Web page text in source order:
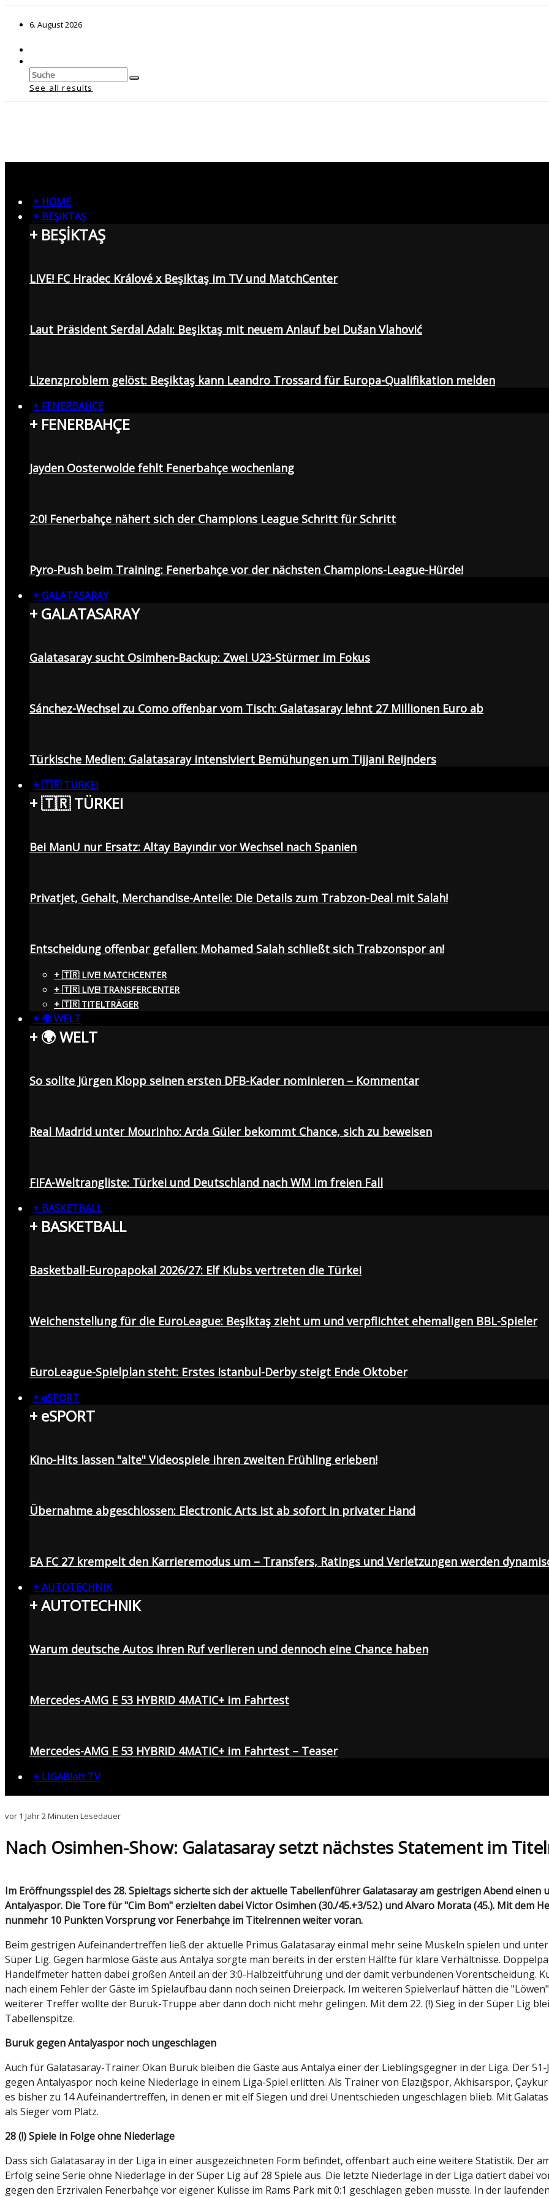
6. August 2026
See all results
+ HOME
+ BEŞİKTAŞ
+ BEŞİKTAŞ
LIVE! FC Hradec Králové x Beşiktaş im TV und MatchCenter
Laut Präsident Serdal Adalı: Beşiktaş mit neuem Anlauf bei Dušan Vlahović
Lizenzproblem gelöst: Beşiktaş kann Leandro Trossard für Europa-Qualifikation melden
+ FENERBAHÇE
+ FENERBAHÇE
Jayden Oosterwolde fehlt Fenerbahçe wochenlang
2:0! Fenerbahçe nähert sich der Champions League Schritt für Schritt
Pyro-Push beim Training: Fenerbahçe vor der nächsten Champions-League-Hürde!
+ GALATASARAY
+ GALATASARAY
Galatasaray sucht Osimhen-Backup: Zwei U23-Stürmer im Fokus
Sánchez-Wechsel zu Como offenbar vom Tisch: Galatasaray lehnt 27 Millionen Euro ab
Türkische Medien: Galatasaray intensiviert Bemühungen um Tijjani Reijnders
+ 🇹🇷 TÜRKEI
+ 🇹🇷 TÜRKEI
Bei ManU nur Ersatz: Altay Bayındır vor Wechsel nach Spanien
Privatjet, Gehalt, Merchandise-Anteile: Die Details zum Trabzon-Deal mit Salah!
Entscheidung offenbar gefallen: Mohamed Salah schließt sich Trabzonspor an!
+ 🇹🇷 LIVE! MATCHCENTER
+ 🇹🇷 LIVE! TRANSFERCENTER
+ 🇹🇷 TITELTRÄGER
+ 🌍 WELT
+ 🌍 WELT
So sollte Jürgen Klopp seinen ersten DFB-Kader nominieren – Kommentar
Real Madrid unter Mourinho: Arda Güler bekommt Chance, sich zu beweisen
FIFA-Weltrangliste: Türkei und Deutschland nach WM im freien Fall
+ BASKETBALL
+ BASKETBALL
Basketball-Europapokal 2026/27: Elf Klubs vertreten die Türkei
Weichenstellung für die EuroLeague: Beşiktaş zieht um und verpflichtet ehemaligen BBL-Spieler
EuroLeague-Spielplan steht: Erstes Istanbul-Derby steigt Ende Oktober
+ eSPORT
+ eSPORT
Kino-Hits lassen "alte" Videospiele ihren zweiten Frühling erleben!
Übernahme abgeschlossen: Electronic Arts ist ab sofort in privater Hand
EA FC 27 krempelt den Karrieremodus um – Transfers, Ratings und Verletzungen werden
+ AUTOTECHNIK
+ AUTOTECHNIK
Warum deutsche Autos ihren Ruf verlieren und dennoch eine Chance haben
Mercedes-AMG E 53 HYBRID 4MATIC+ im Fahrtest
Mercedes-AMG E 53 HYBRID 4MATIC+ im Fahrtest – Teaser
+ LIGABlatt TV
vor 1 Jahr2 Minuten Lesedauer
Nach Osimhen-Show: Galatasaray setzt nächstes Statement im
Im Eröffnungsspiel des 28. Spieltags sicherte sich der aktuelle Tabellenführer Galatasaray am gestrigen Abend einen ungefährdeten 4:0-Heimsieg gegen
Antalyaspor. Die Tore für "Cim Bom" erzielten dabei Victor Osimhen (30./45.+3/52.) und Alvaro Morata (45.). Mit dem
nunmehr 10 Punkten Vorsprung vor Fenerbahçe im Titelrennen weiter voran.
Beim gestrigen Aufeinandertreffen ließ der aktuelle Primus Galatasaray einmal mehr seine Muskeln spielen und
Süper Lig. Gegen harmlose Gäste aus Antalya sorgte man bereits in der ersten Hälfte für klare Verhältnisse.
Handelfmeter hatten dabei großen Anteil an der 3:0-Halbzeitführung und der damit verbundenen Vorentscheidung.
nach einem Fehler der Gäste im Spielaufbau dann noch seinen Dreierpack. Im weiteren Spielverlauf hätten die
weiterer Treffer wollte der Buruk-Truppe aber dann doch nicht mehr gelingen. Mit dem 22. (!) Sieg in der Süper Lig
Tabellenspitze.
Buruk gegen Antalyaspor noch ungeschlagen
Auch für Galatasaray-Trainer Okan Buruk bleiben die Gäste aus Antalya einer der Lieblingsgegner in der Liga. Der
gegen Antalyaspor noch keine Niederlage in einem Liga-Spiel erlitten. Als Trainer von Elazığspor, Akhisarspor,
es bisher zu 14 Aufeinandertreffen, in denen er mit elf Siegen und drei Unentschieden ungeschlagen blieb. Mit
als Sieger vom Platz.
28 (!) Spiele in Folge ohne Niederlage
Dass sich Galatasaray in der Liga in einer ausgezeichneten Form befindet, offenbart auch eine weitere Statistik. Der
Erfolg seine Serie ohne Niederlage in der Süper Lig auf 28 Spiele aus. Die letzte Niederlage in der Liga datiert dabei
gegen den Erzrivalen Fenerbahçe vor eigener Kulisse im Rams Park mit 0:1 geschlagen geben musste. In der